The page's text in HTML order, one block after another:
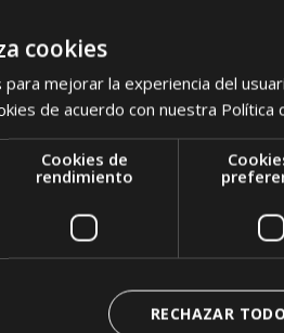
cookies
mejorar la experiencia del
de acuerdo con nuestra Política
Cookies de
rendimiento
RECHAZAR TODO